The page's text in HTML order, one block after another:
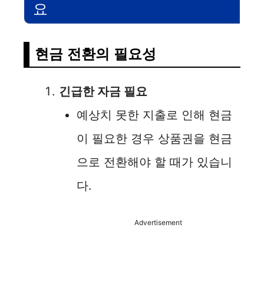
요
현금 전환의 필요성
긴급한 자금 필요
예상치 못한 지출로 인해 현금
이 필요한 경우 상품권을 현금
으로 전환해야 할 때가 있습니
다.
Advertisement